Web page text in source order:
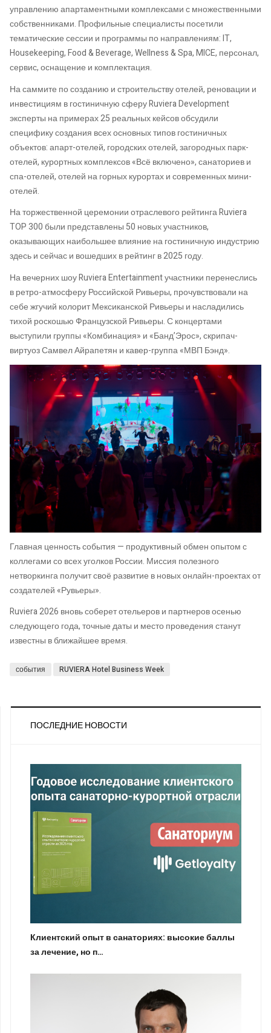
управлению апартаментными комплексами с множественными
собственниками. Профильные специалисты посетили
тематические сессии и программы по направлениям: IT,
Housekeeping, Food & Beverage, Wellness & Spa, MICE, персонал,
сервис, оснащение и комплектация.
На саммите по созданию и строительству отелей, реновации и
инвестициям в гостиничную сферу Ruviera Development
эксперты на примерах 25 реальных кейсов обсудили
специфику создания всех основных типов гостиничных
объектов: апарт-отелей, городских отелей, загородных парк-
отелей, курортных комплексов «Всё включено», санаториев и
спа-отелей, отелей на горных курортах и современных мини-
отелей.
На торжественной церемонии отраслевого рейтинга Ruviera
TOP 300 были представлены 50 новых участников,
оказывающих наибольшее влияние на гостиничную индустрию
здесь и сейчас и вошедших в рейтинг в 2025 году.
На вечерних шоу Ruviera Entertainment участники перенеслись
в ретро-атмосферу Российской Ривьеры, прочувствовали на
себе жгучий колорит Мексиканской Ривьеры и насладились
тихой роскошью Французской Ривьеры. С концертами
выступили группы «Комбинация» и «Банд’Эрос», скрипач-
виртуоз Самвел Айрапетян и кавер-группа «МВП Бэнд».
Главная ценность события — продуктивный обмен опытом с
коллегами со всех уголков России. Миссия полезного
нетворкинга получит своё развитие в новых онлайн-проектах от
создателей «Рувьеры».
Ruviera 2026 вновь соберет отельеров и партнеров осенью
следующего года, точные даты и место проведения станут
известны в ближайшее время.
события RUVIERA Hotel Business Week
ПОСЛЕДНИЕ НОВОСТИ
Клиентский опыт в санаториях: высокие баллы
за лечение, но п…